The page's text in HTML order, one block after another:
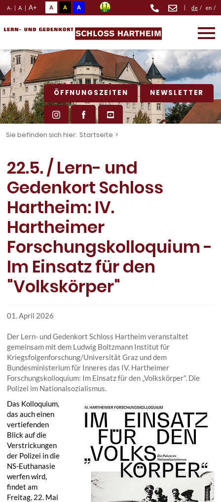
A- | A | A+ A A A | de / en /
ÖFFNUNGSZEITEN NEWSLETTER
Sie befinden sich hier: Startseite >
22.5. / Lern- und
Gedenkort Schloss
Hartheim: IV.
Hartheimer
Forschungskolloquium -
Im Einsatz für den
"Volkskörper"
01. April 2026
Der Lern- und Gedenkort Schloss Hartheim veranstaltet
gemeinsam mit dem Ludwig Boltzmann Institut für
Kriegsfolgenforschung/Universität Graz und dem
Bundesministerium für Inneres das IV. Hartheimer
Forschungskolloquium: Im Einsatz für den „Volkskörper". Die
Polizei im Nationalsozialismus.
Das Kolloquium,
das auch einen
vertiefenden
Blick auf die
Verstrickungen
der Polizei in die
NS-Euthanasie
werfen wird,
findet am
Freitag, 22. Mai